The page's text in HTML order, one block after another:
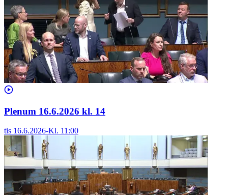
Plenum 16.6.2026 kl. 14
tis 16.6.2026-Kl. 11:00